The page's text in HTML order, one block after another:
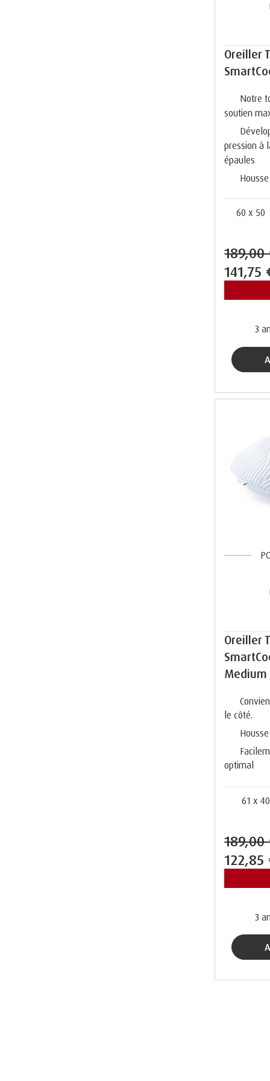
Oreiller
Notre
soutien
pression à
épaules
60 x 50
189,00
3
Oreiller
Medium
le côté.
optimal
61 x
189,00
3